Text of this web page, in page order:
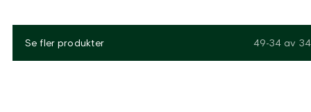
Se fler produkter 49-34 av 34